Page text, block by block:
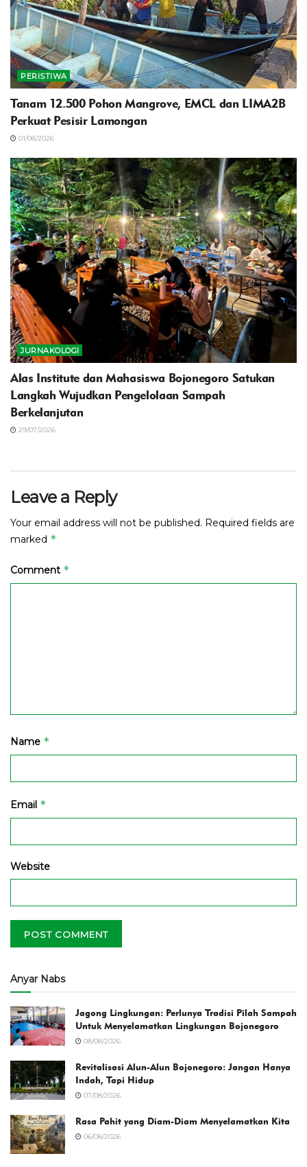
PERISTIWA
Tanam 12.500 Pohon Mangrove, EMCL dan LIMA2B
Perkuat Pesisir Lamongan
01/08/2026
JURNAKOLOGI
Alas Institute dan Mahasiswa Bojonegoro Satukan
Langkah Wujudkan Pengelolaan Sampah
Berkelanjutan
29/07/2026
Leave a Reply
Your email address will not be published. Required fields are
marked *
Comment *
Name *
Email *
Website
Anyar Nabs
Jagong Lingkungan: Perlunya Tradisi Pilah Sampah
Untuk Menyelamatkan Lingkungan Bojonegoro
08/08/2026
Revitalisasi Alun-Alun Bojonegoro: Jangan Hanya
Indah, Tapi Hidup
07/08/2026
Rasa Pahit yang Diam-Diam Menyelamatkan Kita
06/08/2026